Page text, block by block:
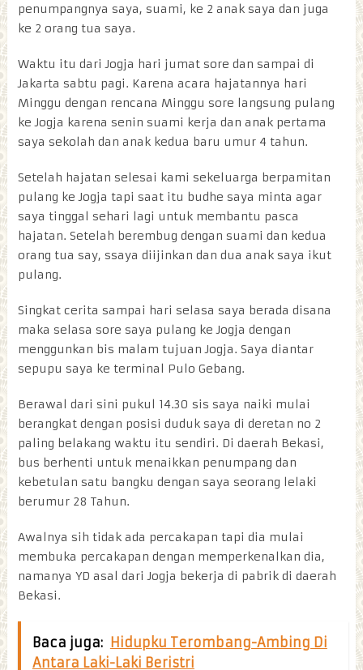
penumpangnya saya, suami, ke 2 anak saya dan juga
ke 2 orang tua saya.
Waktu itu dari Jogja hari jumat sore dan sampai di
Jakarta sabtu pagi. Karena acara hajatannya hari
Minggu dengan rencana Minggu sore langsung pulang
ke Jogja karena senin suami kerja dan anak pertama
saya sekolah dan anak kedua baru umur 4 tahun.
Setelah hajatan selesai kami sekeluarga berpamitan
pulang ke Jogja tapi saat itu budhe saya minta agar
saya tinggal sehari lagi untuk membantu pasca
hajatan. Setelah berembug dengan suami dan kedua
orang tua say, ssaya diijinkan dan dua anak saya ikut
pulang.
Singkat cerita sampai hari selasa saya berada disana
maka selasa sore saya pulang ke Jogja dengan
menggunkan bis malam tujuan Jogja. Saya diantar
sepupu saya ke terminal Pulo Gebang.
Berawal dari sini pukul 14.30 sis saya naiki mulai
berangkat dengan posisi duduk saya di deretan no 2
paling belakang waktu itu sendiri. Di daerah Bekasi,
bus berhenti untuk menaikkan penumpang dan
kebetulan satu bangku dengan saya seorang lelaki
berumur 28 Tahun.
Awalnya sih tidak ada percakapan tapi dia mulai
membuka percakapan dengan memperkenalkan dia,
namanya YD asal dari Jogja bekerja di pabrik di daerah
Bekasi.
Baca juga: Hidupku Terombang-Ambing Di
Antara Laki-Laki Beristri